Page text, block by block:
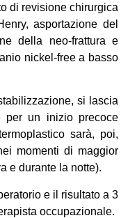
di revisione chirurgica
asportazione del
della neo-frattura e
nickel-free a basso
si lascia
per un inizio precoce
sarà, poi,
momenti di maggior
e durante la notte).
e il risultato a 3
occupazionale.